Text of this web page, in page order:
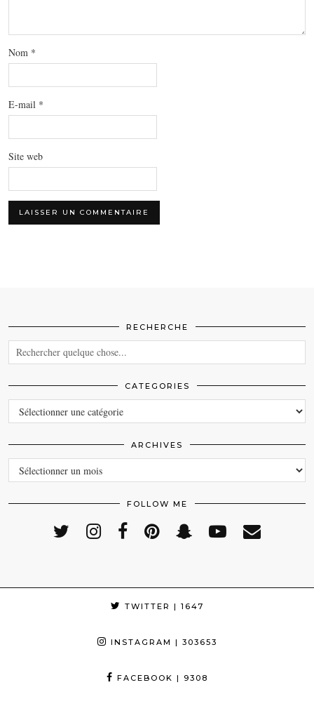
Nom *
E-mail *
Site web
RECHERCHE
CATEGORIES
CATEGORIES
ARCHIVES
ARCHIVES
FOLLOW ME
TWITTER | 1647
INSTAGRAM | 303653
FACEBOOK | 9308